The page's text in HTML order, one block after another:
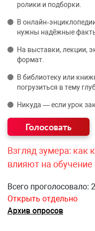
ролики и подборки.
В
нужны надёжные
На выставки, лекции,
формат.
В библиотеку или
погрузиться в тему
Никуда — если урок
Взгляд зумера: как
влияют на обучение
Всего проголосовало:
Открыть отдельно
Архив опросов